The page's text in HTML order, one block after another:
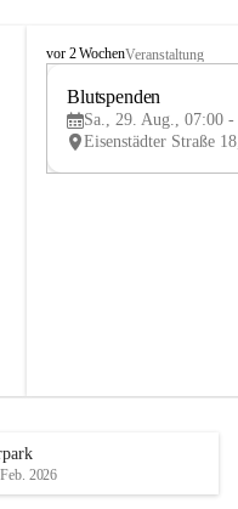
B
e
u
e
d
vor 2 WochenVeranstaltung
Blutspenden
Sa., 29. Aug., 07:00 -
2026